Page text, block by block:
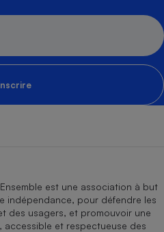
est une association à but
indépendance, pour défendre les
des usagers, et promouvoir une
accessible et respectueuse des